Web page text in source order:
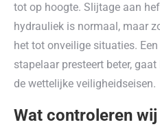
tot op hoogte. Slijtage aan
hydrauliek is normaal, maar
het tot onveilige situaties.
stapelaar presteert beter,
de wettelijke veiligheidseisen.
Wat controleren